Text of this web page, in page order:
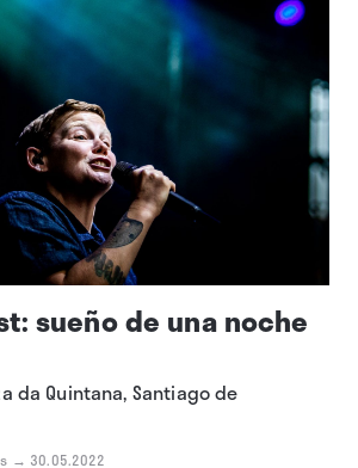
sueño de una noche
da Quintana, Santiago de
→ 30.05.2022